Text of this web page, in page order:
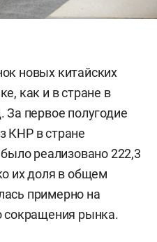
новых китайских
как и в стране в
первое полугодие
КНР в стране
реализовано 222,3
их доля в общем
примерно на
сокращения рынка.